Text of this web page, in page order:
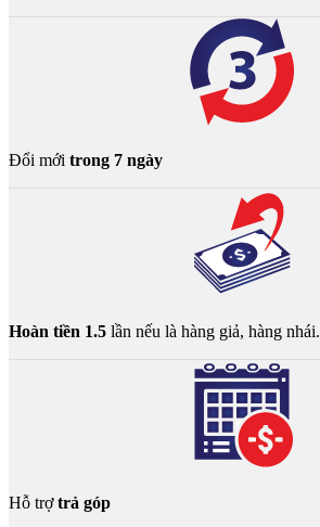
Đổi mới trong 7 ngày
Hoàn tiền 1.5 lần nếu là hàng giả, hàng nhái.
Hỗ trợtrả góp